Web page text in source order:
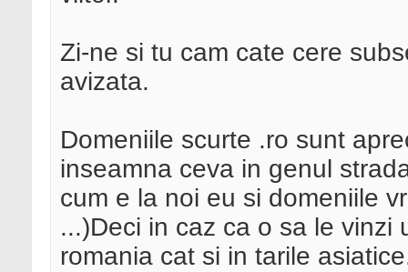
Zi-ne si tu cam cate cere
avizata.
Domeniile scurte .ro sunt
inseamna ceva in genul
cum e la noi eu si domeniile
...)Deci in caz ca o sa le vinzi
romania cat si in tarile